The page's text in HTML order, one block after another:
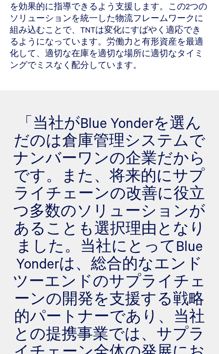
を効果的に指導できるよう支援します。この2つの
ソリューションを統一した物流フレームワークに
組み込むことで、TNTは変化にすばやく適応でき
るようになっています。労働力と有形資産を最適
化して、適切な在庫を適切な場所に適切なタイミ
ングでミスなく配分しています。
「当社がBlue Yonderを選ん
だのは倉庫管理システムで
ナンバーワンの企業だから
です。また、将来的にサプ
ライチェーンの改善に役立
つ多数のソリューションが
あることも選択理由となり
ました。当社にとってBlue
Yonderは、総合的なエンド
ツーエンドのサプライチェ
ーンの開発を支援する戦略
的パートナーであり、当社
との提携事業では、サプラ